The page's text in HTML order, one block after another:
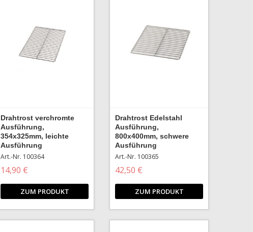
Drahtrost verchromte
Ausführung,
354x325mm, leichte
Ausführung
Art.-Nr. 100364
14,90 €
ZUM PRODUKT
Drahtrost Edelstahl
Ausführung,
800x400mm, schwere
Ausführung
Art.-Nr. 100365
42,50 €
ZUM PRODUKT